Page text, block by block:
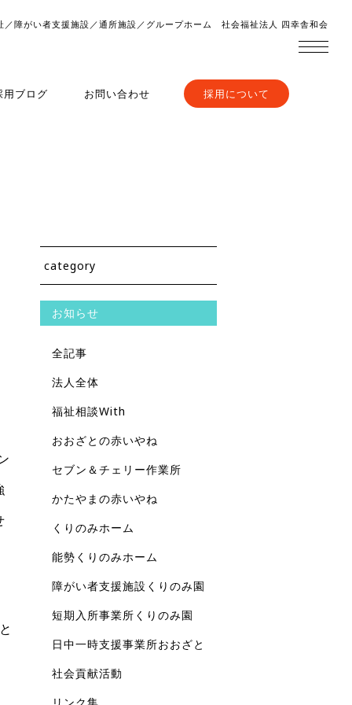
／障がい者支援施設／通所施設／グループホーム 社会福祉法人 四幸舎和会
用ブログ お問い合わせ 採用について
category
お知らせ
全記事
法人全体
福祉相談With
おおざとの赤いやね
セブン＆チェリー作業所
かたやまの赤いやね
くりのみホーム
能勢くりのみホーム
障がい者支援施設くりのみ園
短期入所事業所くりのみ園
日中一時支援事業所おおざと
社会貢献活動